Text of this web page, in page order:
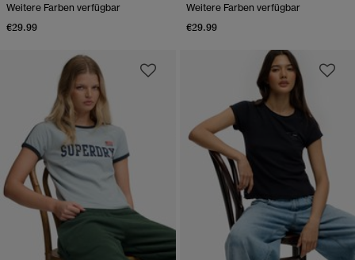
Weitere Farben verfügbar
€29.99
Weitere Farben verfügbar
€29.99